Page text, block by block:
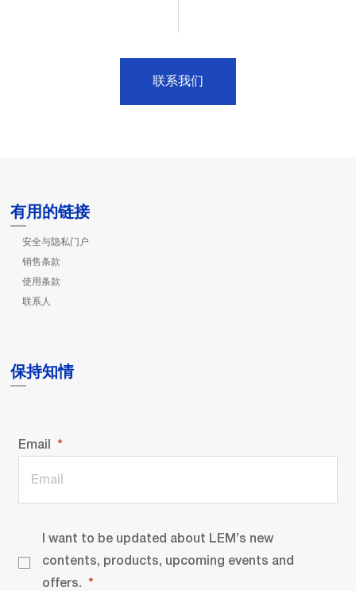
联系我们
有用的链接
安全与隐私门户
销售条款
使用条款
联系人
保持知情
Email
I want to be updated about LEM’s new
contents, products, upcoming events and
offers.